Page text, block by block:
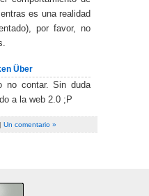
es una realidad
por favor, no
Über
no contar. Sin duda
a la web 2.0 ;P
| Un comentario »